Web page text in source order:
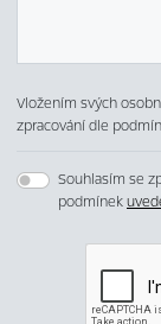
Vložením svých
zpracování dle
Souhlasím se
podmínek